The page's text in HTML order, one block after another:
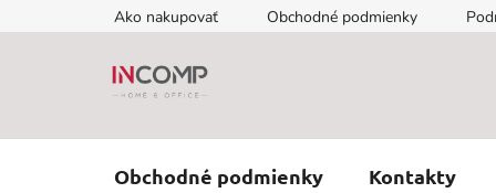
na
Ako nakupovať Obchodné podmienky
Obchodné podmienky Kontakty